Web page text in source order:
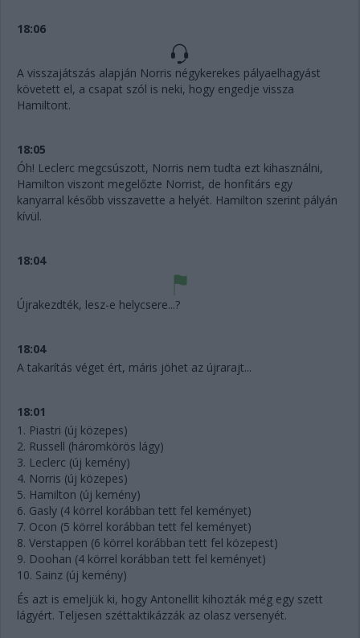
18:06
A visszajátszás alapján Norris négykerekes pályaelhagyást
követett el, a csapat szól is neki, hogy engedje vissza
Hamiltont.
18:05
Óh! Leclerc megcsúszott, Norris nem tudta ezt kihasználni,
Hamilton viszont megelőzte Norrist, de honfitárs egy
kanyarral később visszavette a helyét. Hamilton szerint pályán
kívül.
18:04
Újrakezdték, lesz-e helycsere...?
18:04
A takarítás véget ért, máris jöhet az újrarajt...
18:01
1. Piastri (új közepes)
2. Russell (háromkörös lágy)
3. Leclerc (új kemény)
4. Norris (új közepes)
5. Hamilton (új kemény)
6. Gasly (4 körrel korábban tett fel keményet)
7. Ocon (5 körrel korábban tett fel keményet)
8. Verstappen (6 körrel korábban tett fel közepest)
9. Doohan (4 körrel korábban tett fel keményet)
10. Sainz (új kemény)
És azt is emeljük ki, hogy Antonellit kihozták még egy szett
lágyért. Teljesen széttaktikázzák az olasz versenyét.